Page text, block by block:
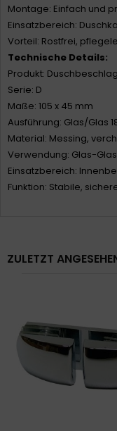
Montage: Einfach und
Einsatzbereich:
Vorteil: Rostfrei,
Technische Details:
Produkt: Duschbeschlag
Serie: D
Maße: 105 x 45 mm
Ausführung: Glas/Glas
Material: Messing,
Verwendung: Glas-
Einsatzbereich:
Funktion: Stabile,
ZULETZT